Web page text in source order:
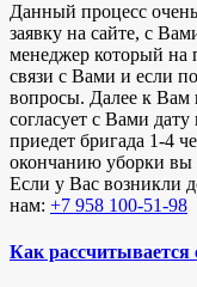
Данный процесс
заявку на сайте, с
менеджер который на
связи с Вами и если
вопросы. Далее к Вам
согласует с Вами
приедет бригада 1-4
окончанию уборки вы
Если у Вас возникли
нам: +7 958 100-51-98
Как рассчитывается